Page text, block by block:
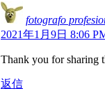
fotografo
2021年1月9日 8:06
Thank you for sharing
返信